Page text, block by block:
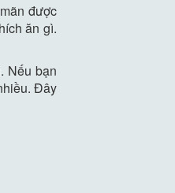
được
ăn gì.
Nếu bạn
Đây